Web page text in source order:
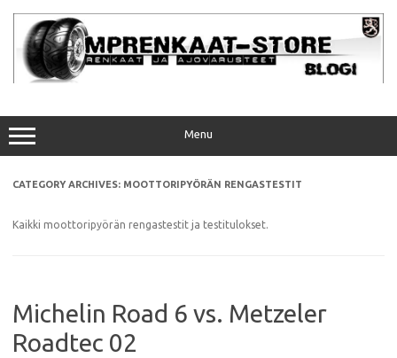
content
Menu
CATEGORY ARCHIVES: MOOTTORIPYÖRÄN RENGASTESTIT
Kaikki moottoripyörän rengastestit ja testitulokset.
Michelin Road 6 vs. Metzeler
Roadtec 02